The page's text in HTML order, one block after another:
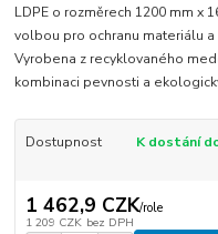
LDPE o rozměrech 1200 mm x
volbou pro ochranu materiálu
Vyrobena z recyklovaného
kombinaci pevnosti a
Dostupnost K dostání
1 462,9 CZK/role
1 209 CZK bez DPH